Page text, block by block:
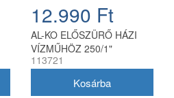
12.990 Ft
AL-KO ELŐSZÜRŐ HÁZI
VÍZMŰHÖZ 250/1"
113721